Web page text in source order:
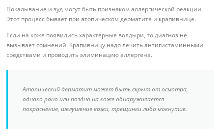
Покалывание и зуд могут быть признаком аллергической реакции.
Этот процесс бывает при атопическом дерматите и крапивнице.
Если на коже появились характерные волдыри, то диагноз не
вызывает сомнений. Крапивницу надо лечить антигистаминными
средствами и проводить элиминацию аллергена.
Атопический дерматит может быть скрыт от осмотра,
однако рано или поздно на коже обнаруживается
покраснение, шелушение кожи, трещинки либо мокнутие.